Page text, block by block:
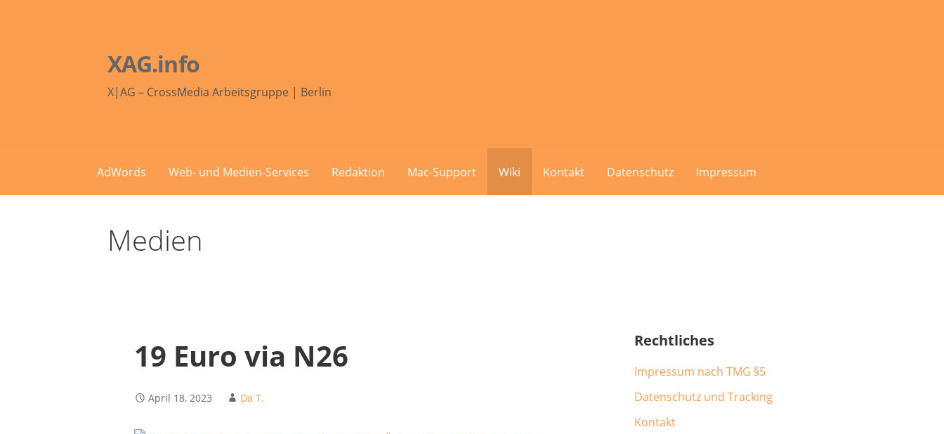
XAG.info
X|AG – CrossMedia Arbeitsgruppe | Berlin
AdWords Web- und Medien-Services Redaktion Mac-Support Wiki Kontakt Datenschutz Impressum
Medien
19 Euro via N26
April 18, 2023 Da T.
Rechtliches
Impressum nach TMG §5
Datenschutz und Tracking
Kontakt